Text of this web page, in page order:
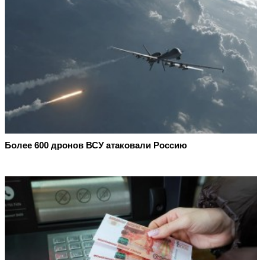
Более 600 дронов ВСУ атаковали Россию